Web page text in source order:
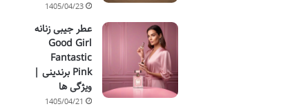
1405/04/23
عطر جیبی زنانه
Good Girl
Fantastic
Pink برندینی |
ویژگی ها
1405/04/21